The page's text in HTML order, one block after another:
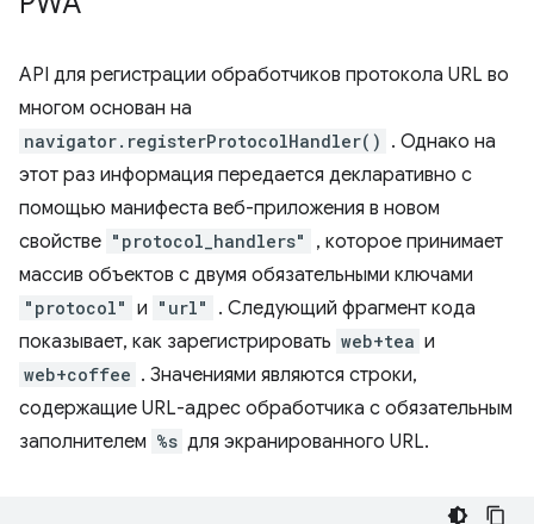
API для регистрации обработчиков протокола URL во
многом основан на
navigator.registerProtocolHandler() . Однако на
этот раз информация передается декларативно с
помощью манифеста веб-приложения в новом
свойстве "protocol_handlers"
, которое принимает
массив объектов с двумя обязательными ключами
"protocol" и "url"
. Следующий фрагмент кода
показывает, как зарегистрировать web+tea и
web+coffee . Значениями являются строки,
содержащие URL-адрес обработчика с обязательным
заполнителем %s для экранированного URL.